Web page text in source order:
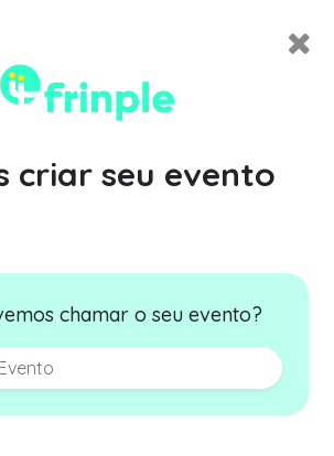
criar seu evento
chamar o seu evento?